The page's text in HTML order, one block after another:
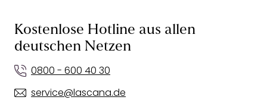
Kostenlose Hotline aus allen
deutschen Netzen
0800 - 600 40 30
service@lascana.de